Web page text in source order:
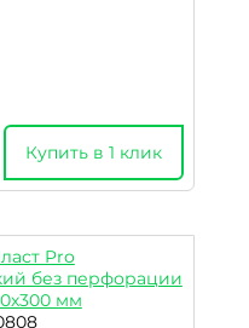
Купить в 1 клик
Pro
без перфорации
мм